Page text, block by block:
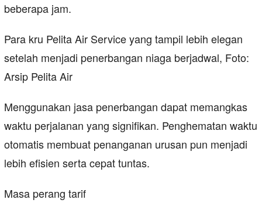
beberapa jam.
Para kru Pelita Air Service yang tampil lebih elegan
setelah menjadi penerbangan niaga berjadwal, Foto:
Arsip Pelita Air
Menggunakan jasa penerbangan dapat memangkas
waktu perjalanan yang signifikan. Penghematan waktu
otomatis membuat penanganan urusan pun menjadi
lebih efisien serta cepat tuntas.
Masa perang tarif